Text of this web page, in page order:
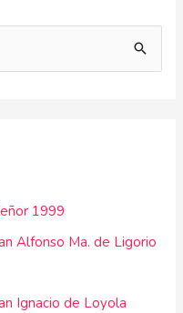
1999
Alfonso Ma. de Ligorio
Ignacio de Loyola